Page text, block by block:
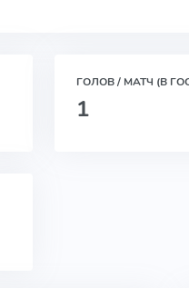
ГОЛОВ / МАТЧ (В
1